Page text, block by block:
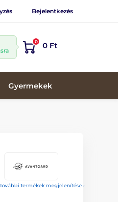
Bejelentkezés
0 0 Ft
Gyermekek
További termékek megjelenítése ›